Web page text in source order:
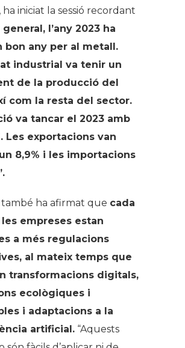
ha iniciat la sessió recordant
general, l’any 2023 ha
bon any per al metall.
industrial va tenir un
de la producció del
com la resta del sector.
va tancar el 2023 amb
Les exportacions van
8,9% i les importacions
també ha afirmat que cada
empreses estan
a més regulacions
al mateix temps que
transformacions digitals,
ecològiques i
i adaptacions a la
artificial. “Aquests